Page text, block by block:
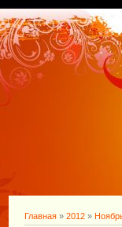
Главная » 2012 »